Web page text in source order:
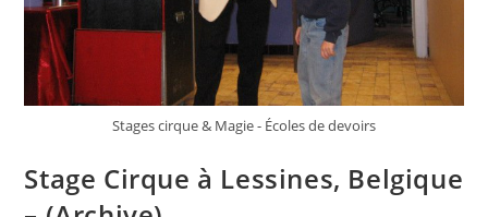
Stages cirque & Magie - Écoles de devoirs
Stage Cirque à Lessines, Belgique